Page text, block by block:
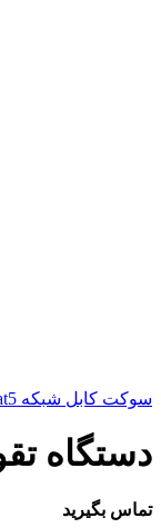
سوکت کابل شبکه Cat5
دستگاه
تماس بگیرید